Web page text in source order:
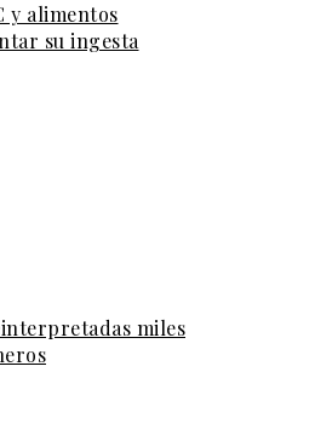
y alimentos
su ingesta
miles